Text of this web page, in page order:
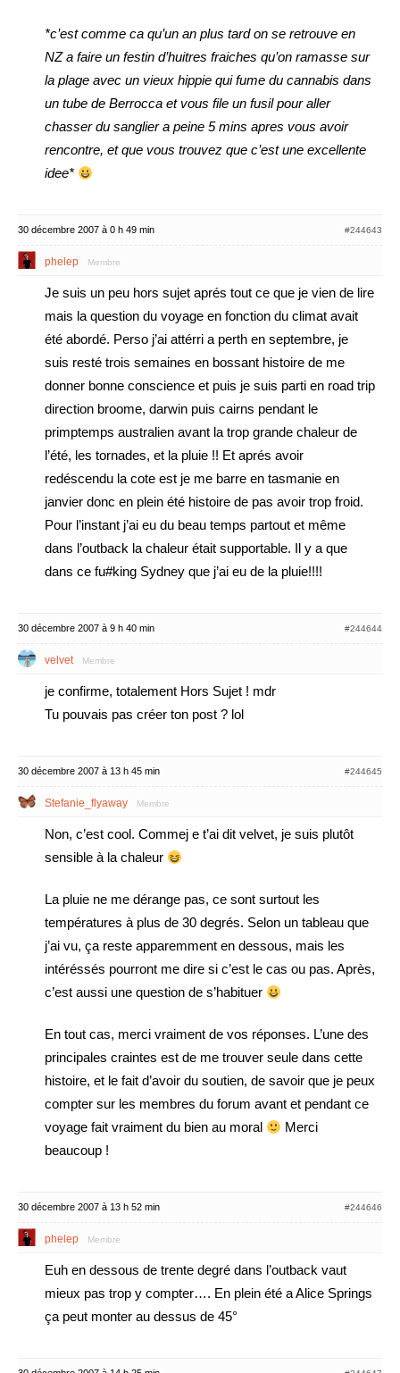
*c’est comme ca qu’un an plus tard on se retrouve en
NZ a faire un festin d’huitres fraiches qu’on ramasse sur
la plage avec un vieux hippie qui fume du cannabis dans
un tube de Berrocca et vous file un fusil pour aller
chasser du sanglier a peine 5 mins apres vous avoir
rencontre, et que vous trouvez que c’est une excellente
idee*
30 décembre 2007 à 0 h 49 min #244643
phelep Membre
Je suis un peu hors sujet aprés tout ce que je vien de lire
mais la question du voyage en fonction du climat avait
été abordé. Perso j’ai attérri a perth en septembre, je
suis resté trois semaines en bossant histoire de me
donner bonne conscience et puis je suis parti en road trip
direction broome, darwin puis cairns pendant le
primptemps australien avant la trop grande chaleur de
l’été, les tornades, et la pluie !! Et aprés avoir
redéscendu la cote est je me barre en tasmanie en
janvier donc en plein été histoire de pas avoir trop froid.
Pour l’instant j’ai eu du beau temps partout et même
dans l’outback la chaleur était supportable. Il y a que
dans ce fu#king Sydney que j’ai eu de la pluie!!!!
30 décembre 2007 à 9 h 40 min #244644
velvet Membre
je confirme, totalement Hors Sujet ! mdr
Tu pouvais pas créer ton post ? lol
30 décembre 2007 à 13 h 45 min #244645
Stefanie_flyaway Membre
Non, c’est cool. Commej e t’ai dit velvet, je suis plutôt
sensible à la chaleur
La pluie ne me dérange pas, ce sont surtout les
températures à plus de 30 degrés. Selon un tableau que
j’ai vu, ça reste apparemment en dessous, mais les
intéréssés pourront me dire si c’est le cas ou pas. Après,
c’est aussi une question de s’habituer
En tout cas, merci vraiment de vos réponses. L’une des
principales craintes est de me trouver seule dans cette
histoire, et le fait d’avoir du soutien, de savoir que je peux
compter sur les membres du forum avant et pendant ce
voyage fait vraiment du bien au moral
Merci
beaucoup !
30 décembre 2007 à 13 h 52 min #244646
phelep Membre
Euh en dessous de trente degré dans l’outback vaut
mieux pas trop y compter…. En plein été a Alice Springs
ça peut monter au dessus de 45°